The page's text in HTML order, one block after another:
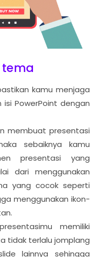
tema
kamu menjaga
PowerPoint dengan
membuat presentasi
sebaiknya kamu
presentasi yang
dari menggunakan
yang cocok seperti
menggunakan ikon-
memiliki
tidak terlalu jomplang
lainnya sehingga